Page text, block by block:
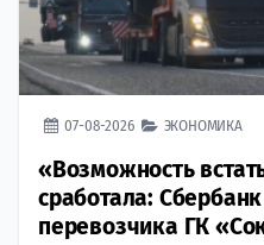
07-08-2026 ЭКОНОМИКА
«Возможность
сработала:
перевозчика ГК